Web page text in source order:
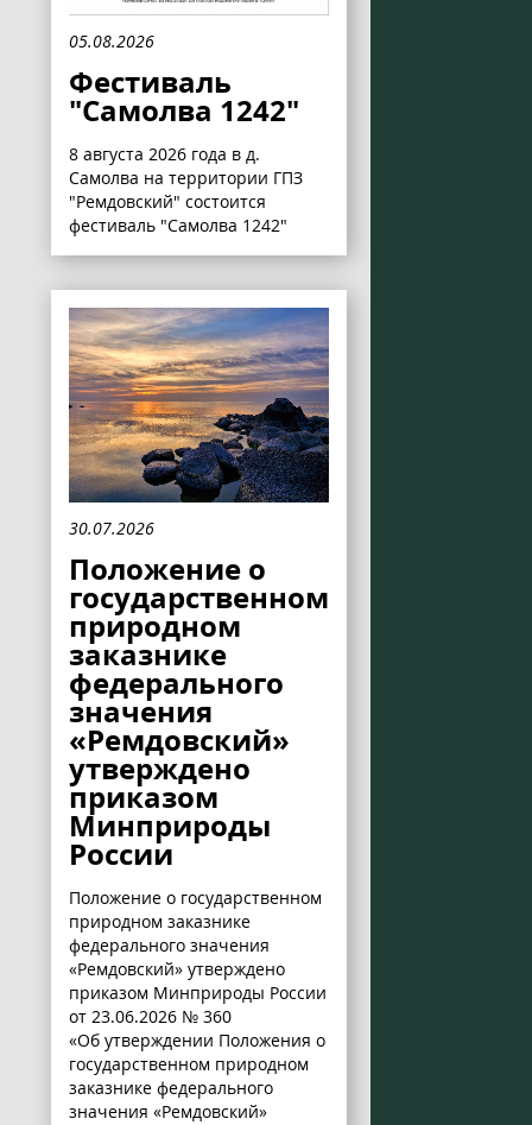
05.08.2026
Фестиваль
"Самолва 1242"
8 августа 2026 года в д.
Самолва на территории ГПЗ
"Ремдовский" состоится
фестиваль "Самолва 1242"
30.07.2026
Положение о
государственном
природном
заказнике
федерального
значения
«Ремдовский»
утверждено
приказом
Минприроды
России
Положение о государственном
природном заказнике
федерального значения
«Ремдовский» утверждено
приказом Минприроды России
от 23.06.2026 № 360
«Об утверждении Положения о
государственном природном
заказнике федерального
значения «Ремдовский»